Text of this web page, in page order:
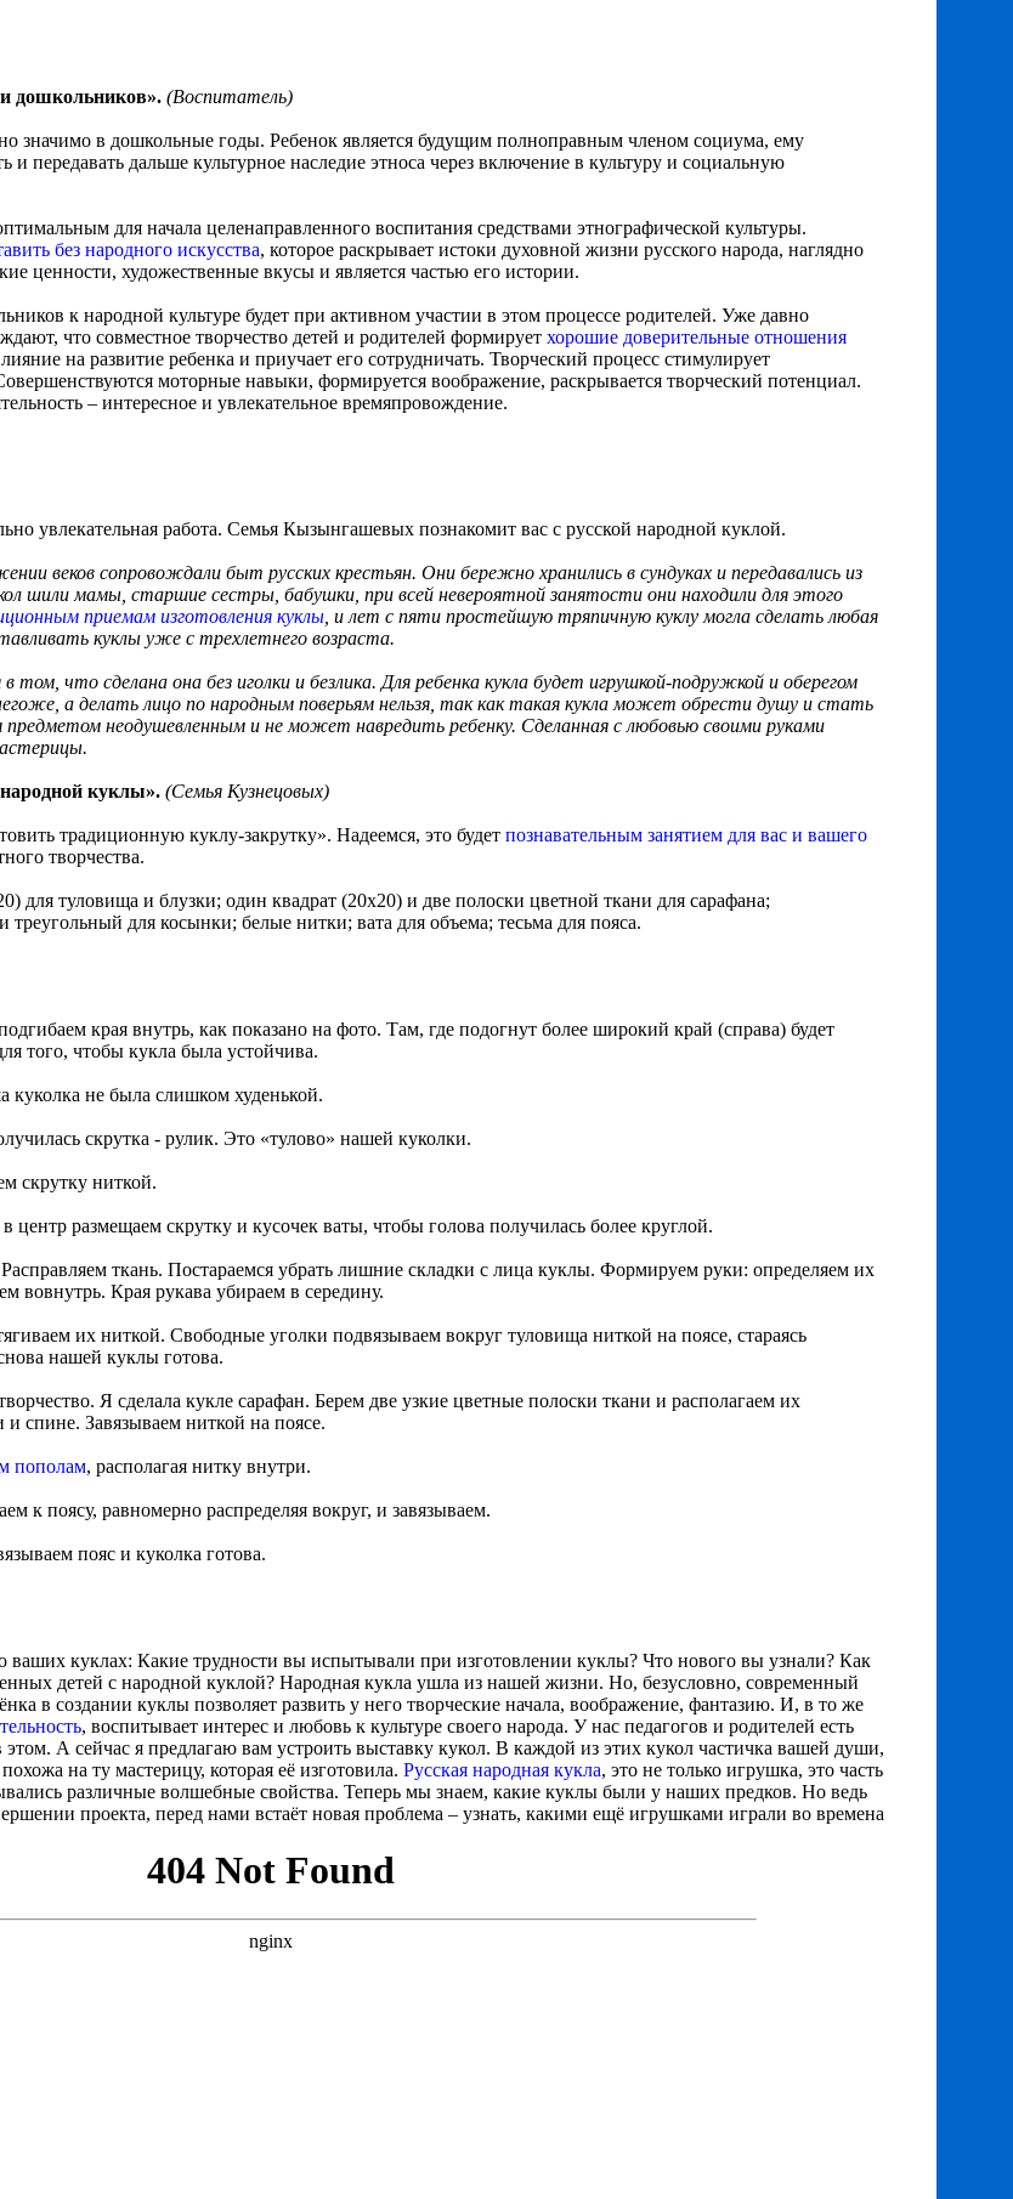
дошкольников». (Воспитатель)
значимо в дошкольные годы. Ребенок является будущим полноправным членом социума, ему
и передавать дальше культурное наследие этноса через включение в культуру и социальную
для начала целенаправленного воспитания средствами этнографической культуры.
без народного искусства, которое раскрывает истоки духовной жизни русского народа, наглядно
ценности, художественные вкусы и является частью его истории.
к народной культуре будет при активном участии в этом процессе родителей. Уже давно
что совместное творчество детей и родителей формирует хорошие доверительные отношения
на развитие ребенка и приучает его сотрудничать. Творческий процесс стимулирует
моторные навыки, формируется воображение, раскрывается творческий потенциал.
– интересное и увлекательное времяпровождение.
увлекательная работа. Семья Кызынгашевых познакомит вас с русской народной куклой.
веков сопровождали быт русских крестьян. Они бережно хранились в сундуках и передавались из
шили мамы, старшие сестры, бабушки, при всей невероятной занятости они находили для этого
приемам изготовления куклы , и лет с пяти простейшую тряпичную куклу могла сделать любая
куклы уже с трехлетнего возраста.
том, что сделана она без иголки и безлика. Для ребенка кукла будет игрушкой-подружкой и оберегом
а делать лицо по народным поверьям нельзя, так как такая кукла может обрести душу и стать
предметом неодушевленным и не может навредить ребенку. Сделанная с любовью своими руками
куклы». (Семья Кузнецовых)
традиционную куклу-закрутку». Надеемся, это будет познавательным занятием для вас и вашего
творчества.
для туловища и блузки; один квадрат (20х20) и две полоски цветной ткани для сарафана;
для косынки; белые нитки; вата для объема; тесьма для пояса.
края внутрь, как показано на фото. Там, где подогнут более широкий край (справа) будет
того, чтобы кукла была устойчива.
куколка не была слишком худенькой.
скрутка - рулик. Это «тулово» нашей куколки.
скрутку ниткой.
центр размещаем скрутку и кусочек ваты, чтобы голова получилась более круглой.
ткань. Постараемся убрать лишние складки с лица куклы. Формируем руки: определяем их
вовнутрь. Края рукава убираем в середину.
их ниткой. Свободные уголки подвязываем вокруг туловища ниткой на поясе, стараясь
нашей куклы готова.
Я сделала кукле сарафан. Берем две узкие цветные полоски ткани и располагаем их
и спине. Завязываем ниткой на поясе.
пополам, располагая нитку внутри.
к поясу, равномерно распределяя вокруг, и завязываем.
пояс и куколка готова.
ваших куклах: Какие трудности вы испытывали при изготовлении куклы? Что нового вы узнали? Как
детей с народной куклой? Народная кукла ушла из нашей жизни. Но, безусловно, современный
в создании куклы позволяет развить у него творческие начала, воображение, фантазию. И, в то же
, воспитывает интерес и любовь к культуре своего народа. У нас педагогов и родителей есть
А сейчас я предлагаю вам устроить выставку кукол. В каждой из этих кукол частичка вашей души,
на ту мастерицу, которая её изготовила. Русская народная кукла, это не только игрушка, это часть
различные волшебные свойства. Теперь мы знаем, какие куклы были у наших предков. Но ведь
проекта, перед нами встаёт новая проблема – узнать, какими ещё игрушками играли во времена